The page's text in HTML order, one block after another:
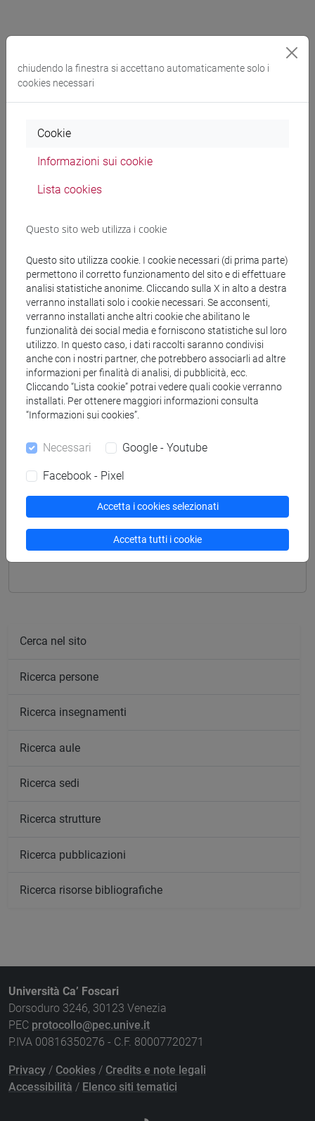
Programma
Docenti
Materiali didattici
Materiali su Moodle
Corsi di studio e percorsi
[FT1] CONSERVAZIONE E GESTIONE DEI BENI
E DELLE ATTIVITÀ CULTURALI - Laurea
tars/egart/tars /egart
[FT3] LETTERE - Laurea
scienze del testo letterario e della comunicazione
archivistico bibliotecario
Mutua da
Cerca nel sito
Ricerca persone
Ricerca insegnamenti
Ricerca aule
Ricerca sedi
Ricerca strutture
Ricerca pubblicazioni
Ricerca risorse bibliografiche
Università Ca’ Foscari
Dorsoduro 3246, 30123 Venezia
PEC protocollo@pec.unive.it
P.IVA 00816350276 - C.F. 80007720271
Privacy / Cookies / Credits e note legali
Accessibilità / Elenco siti tematici
chiudendo la finestra si accettano automaticamente solo i
cookies necessari
Cookie
Informazioni sui cookie
Lista cookies
Questo sito web utilizza i cookie
Questo sito utilizza cookie. I cookie necessari (di prima parte)
permettono il corretto funzionamento del sito e di effettuare
analisi statistiche anonime. Cliccando sulla X in alto a destra
verranno installati solo i cookie necessari. Se acconsenti,
verranno installati anche altri cookie che abilitano le
funzionalità dei social media e forniscono statistiche sul loro
utilizzo. In questo caso, i dati raccolti saranno condivisi
anche con i nostri partner, che potrebbero associarli ad altre
informazioni per finalità di analisi, di pubblicità, ecc.
Cliccando “Lista cookie” potrai vedere quali cookie verranno
installati. Per ottenere maggiori informazioni consulta
“Informazioni sui cookies”.
Necessari Google - Youtube
Facebook - Pixel
Accetta i cookies selezionati
Accetta tutti i cookie